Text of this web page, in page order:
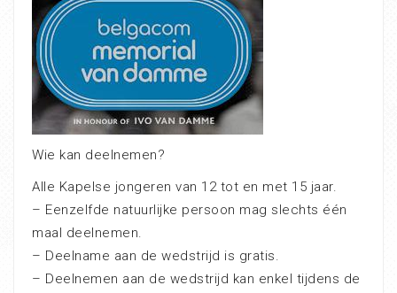
Wie kan deelnemen?
Alle Kapelse jongeren van 12 tot en met 15 jaar.
– Eenzelfde natuurlijke persoon mag slechts één
maal deelnemen.
– Deelname aan de wedstrijd is gratis.
– Deelnemen aan de wedstrijd kan enkel tijdens de